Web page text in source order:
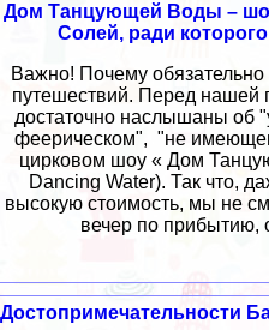
Дом Танцующей Воды –
Солей, ради
Важно! Почему обязательно
путешествий. Перед нашей
достаточно наслышаны об
феерическом", "не
цирковом шоу « Дом
Dancing Water). Так что,
высокую стоимость, мы не
вечер по прибытию,
Достопримечательности